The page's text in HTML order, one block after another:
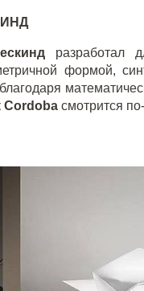
разработал
формой,
Cordoba смотрится